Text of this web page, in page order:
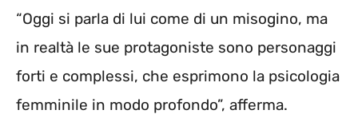
“Oggi si parla di lui come di un misogino, ma
in realtà le sue protagoniste sono personaggi
forti e complessi, che esprimono la psicologia
femminile in modo profondo”, afferma.